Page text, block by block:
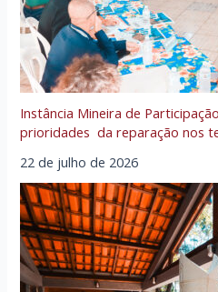
Instância Mineira de
prioridades da reparação nos
22 de julho de 2026